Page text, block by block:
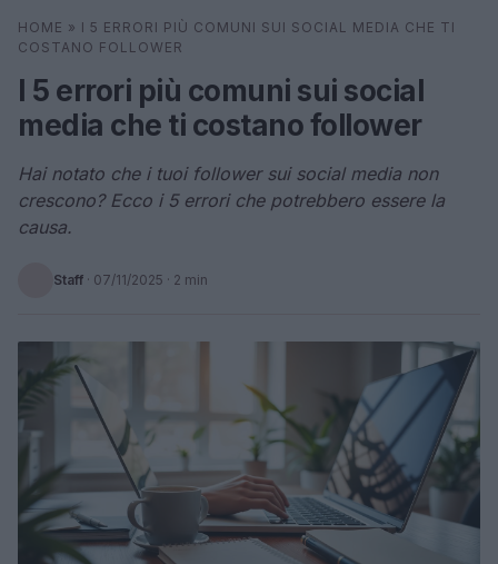
Cerca ⌕ ×
HOME » I 5 ERRORI PIÙ COMUNI SUI SOCIAL MEDIA CHE TI
COSTANO FOLLOWER
I 5 errori più comuni sui social
media che ti costano follower
Hai notato che i tuoi follower sui social media non
crescono? Ecco i 5 errori che potrebbero essere la
causa.
Staff · 07/11/2025 · 2 min